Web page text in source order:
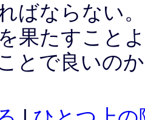
ばならない
果たすこと
とで良いの